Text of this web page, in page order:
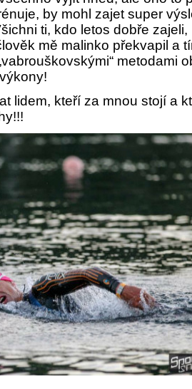
by mohl zajet super
ti, kdo letos dobře
mě malinko překvapil a
metodami
lidem, kteří za mnou stojí a